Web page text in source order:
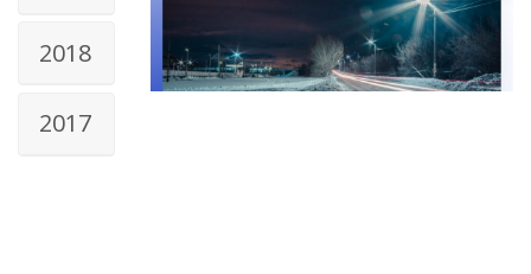
2018
2017